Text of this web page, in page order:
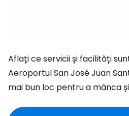
Aflați ce servicii și facilități
Aeroportul San José Juan
mai bun loc pentru a mânca